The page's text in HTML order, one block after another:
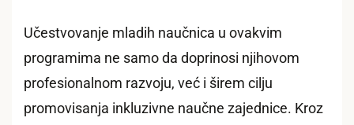
Učestvovanje mladih naučnica u ovakvim
programima ne samo da doprinosi njihovom
profesionalnom razvoju, već i širem cilju
promovisanja inkluzivne naučne zajednice. Kroz